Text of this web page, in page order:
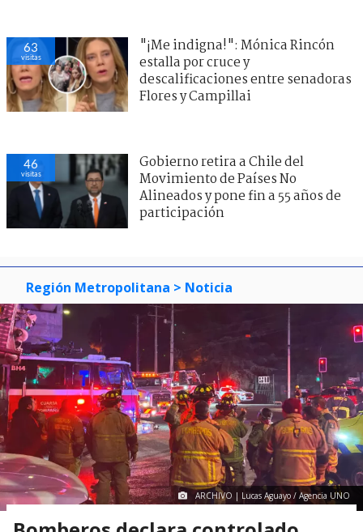
63
visitas
"¡Me indigna!": Mónica Rincón
estalla por cruce y
descalificaciones entre senadoras
Flores y Campillai
46
visitas
Gobierno retira a Chile del
Movimiento de Países No
Alineados y pone fin a 55 años de
participación
Región Metropolitana > Noticia
ARCHIVO | Lucas Aguayo / Agencia UNO